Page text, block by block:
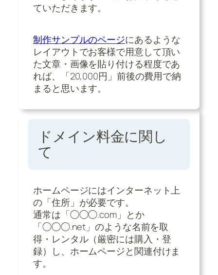
ていただきます。
制作サンプルのページにあるような
レイアウトでお客様で用意して頂い
た文章・画像を貼り付ける程度であ
れば、「20,000円」前後の費用で納
まると思います。
ドメイン料金に関し
て
ホームページにはインターネット上
の「住所」が必要です。
通常は「◯◯◯.com」とか
「◯◯◯.net」のような名前を取
得・レンタル（厳密には購入・登
録）し、ホームページと関連付けま
す。